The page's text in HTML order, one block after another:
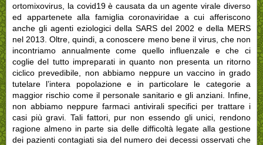
ortomixovirus, la covid19 è causata da un agente virale diverso
ed appartenete alla famiglia coronaviridae a cui afferiscono
anche gli agenti eziologici della SARS del 2002 e della MERS
nel 2013. Oltre, quindi, a conoscere meno bene il virus, che non
incontriamo annualmente come quello influenzale e che ci
coglie del tutto impreparati in quanto non presenta un ritorno
ciclico prevedibile, non abbiamo neppure un vaccino in grado
tutelare l’intera popolazione e in particolare le categorie a
maggior rischio come il personale sanitario e gli anziani. Infine,
non abbiamo neppure farmaci antivirali specifici per trattare i
casi più gravi. Tali fattori, pur non essendo gli unici, rendono
ragione almeno in parte sia delle difficoltà legate alla gestione
dei pazienti contagiati sia del numero dei decessi osservati che